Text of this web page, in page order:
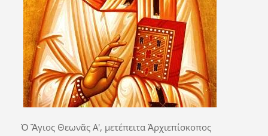
Ὁ Ἅγιος Θεωνᾶς Α', μετέπειτα Ἀρχιεπίσκοπος